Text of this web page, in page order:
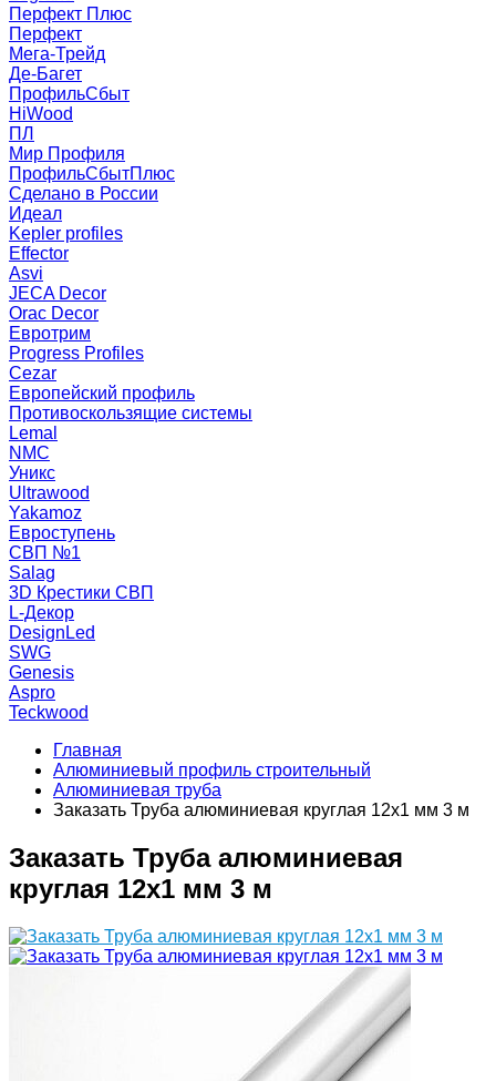
Перфект Плюс
Перфект
Мега-Трейд
Де-Багет
ПрофильСбыт
HiWood
ПЛ
Мир Профиля
ПрофильСбытПлюс
Сделано в России
Идеал
Kepler profiles
Effector
Asvi
JECA Decor
Orac Decor
Евротрим
Progress Profiles
Cezar
Европейский профиль
Противоскользящие системы
Lemal
NMC
Уникс
Ultrawood
Yakamoz
Евроступень
СВП №1
Salag
3D Крестики СВП
L-Декор
DesignLed
SWG
Genesis
Aspro
Teckwood
Главная
Алюминиевый профиль строительный
Алюминиевая труба
Заказать Труба алюминиевая круглая 12х1 мм 3 м
Заказать Труба алюминиевая
круглая 12х1 мм 3 м